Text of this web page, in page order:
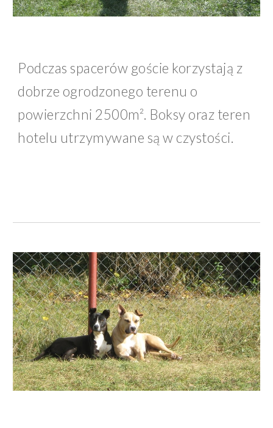
Podczas spacerów goście korzystają z
dobrze ogrodzonego terenu o
powierzchni 2500m². Boksy oraz teren
hotelu utrzymywane są w czystości.